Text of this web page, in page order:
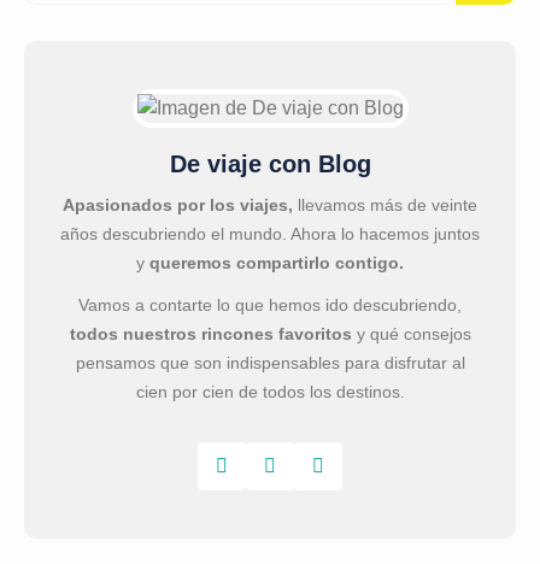
De viaje con Blog
Apasionados por los viajes, llevamos más de veinte
años descubriendo el mundo. Ahora lo hacemos juntos
y queremos compartirlo contigo.
Vamos a contarte lo que hemos ido descubriendo,
todos nuestros rincones favoritos y qué consejos
pensamos que son indispensables para disfrutar al
cien por cien de todos los destinos.